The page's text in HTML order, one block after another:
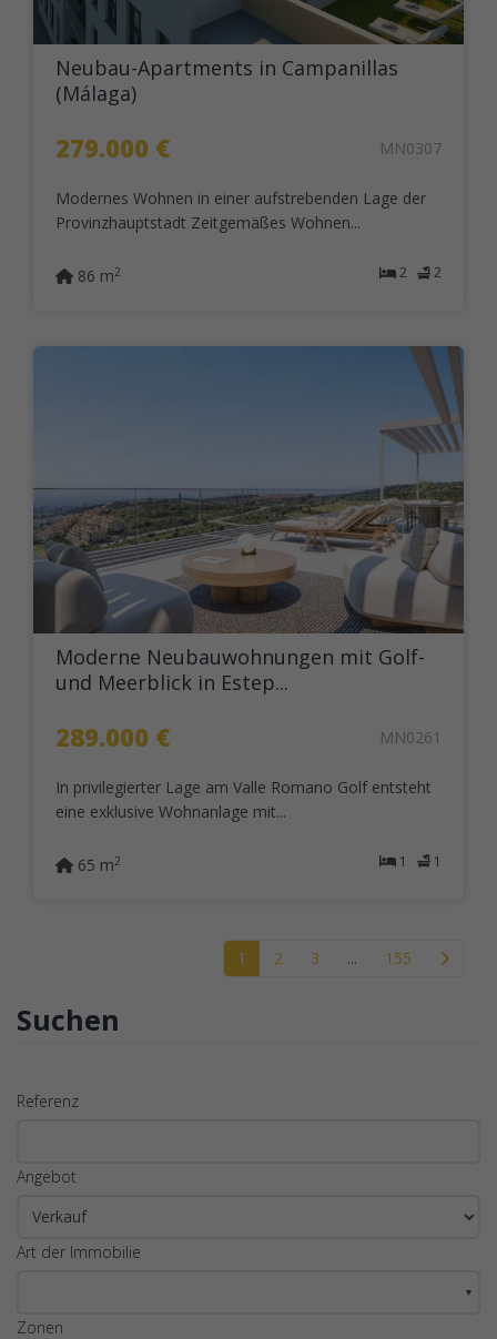
Neubau-Apartments in Campanillas
(Málaga)
279.000 € MN0307
Modernes Wohnen in einer aufstrebenden Lage der
Provinzhauptstadt Zeitgemäßes Wohnen...
2 2
86 m2
Moderne Neubauwohnungen mit Golf-
und Meerblick in Estep...
289.000 € MN0261
In privilegierter Lage am Valle Romano Golf entsteht
eine exklusive Wohnanlage mit...
1 1
65 m2
1 2 3 ... 155
Suchen
Referenz
Angebot
Art der Immobilie
▼
Zonen